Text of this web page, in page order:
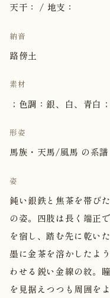
天干： / 地支：
納音
路傍土
素材
；色調：銀、白、青白
形姿
馬族・天馬/風馬 の系譜
姿
鈍い銀鉄と焦茶を帯び
の姿。四肢は長く端正
を宿し、踏む先に乾い
墨に金茶を溶かしたよ
わせる鋭い金線の紋。
を見据えつつも周囲を